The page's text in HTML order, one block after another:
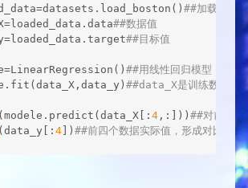
##加载
##数据值
##目标值
##用线性回归模型
##data_X是训练数据输
(modele.predict(data_X[: 4 ,:])) ##对前四个
(data_y[: 4 ]) ##前四个数据实际值，形成对比，观